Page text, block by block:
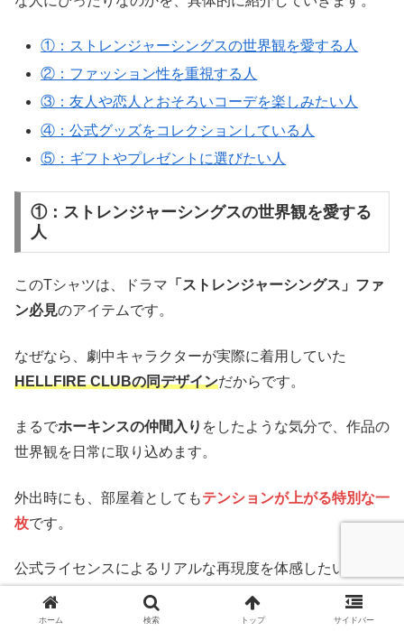
①：ストレンジャーシングスの世界観を愛する人
②：ファッション性を重視する人
③：友人や恋人とおそろいコーデを楽しみたい人
④：公式グッズをコレクションしている人
⑤：ギフトやプレゼントに選びたい人
①：ストレンジャーシングスの世界観を愛する
人
このTシャツは、ドラマ 「ストレンジャーシングス」ファ
ン必見のアイテムです。
なぜなら、劇中キャラクターが実際に着用していた
HELLFIRE CLUBの同デザインだからです。
まるでホーキンスの仲間入り をしたような気分で、作品の
世界観を日常に取り込めます。
外出時にも、部屋着としてもテンションが上がる特別な一
枚です。
公式ライセンスによるリアルな再現度を体感したい方に
は、特におすすめです。
ホーム 検索 トップ サイドバー